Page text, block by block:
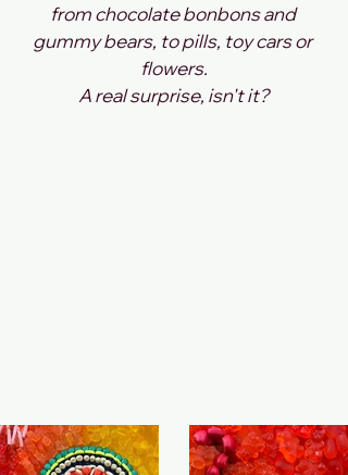
from chocolate bonbons and
gummy bears, to pills, toy cars or
flowers.
A real surprise, isn't it?